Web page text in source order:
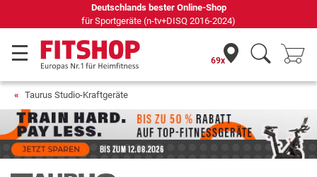
Seit 42 Jahren Ihr Experte für Heimfitness
69x
Taurus Studio-Kraftgeräte